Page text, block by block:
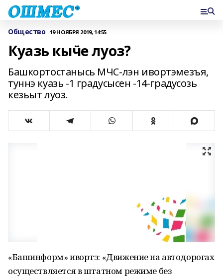
Общество 19 НОЯБРЯ 2019, 14:55
Куазь кыӵе луоз?
Башкортостанысь МЧС-лэн ивортэмезъя,
туннэ куазь -1 градусысен -14-градусозь
кезьыт луоз.
«Башинформ» ивортэ: «Движение на автодорогах
осуществляется в штатном режиме без